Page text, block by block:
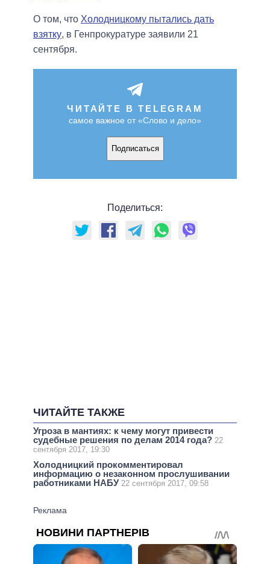
О том, что Холодницкому пытались дать
взятку, в Генпрокуратуре заявили 21
сентября.
ЧИТАЙТЕ В TELEGRAM
самое важное от «Слово и дело»
Подписаться
Поделиться:
ЧИТАЙТЕ ТАКЖЕ
Угроза в мантиях: к чему могут привести
судебные решения по делам 2014 года? 22
сентября 2017, 19:30
Холодницкий прокомментировал
информацию о незаконном прослушивании
работниками НАБУ 22 сентября 2017, 09:58